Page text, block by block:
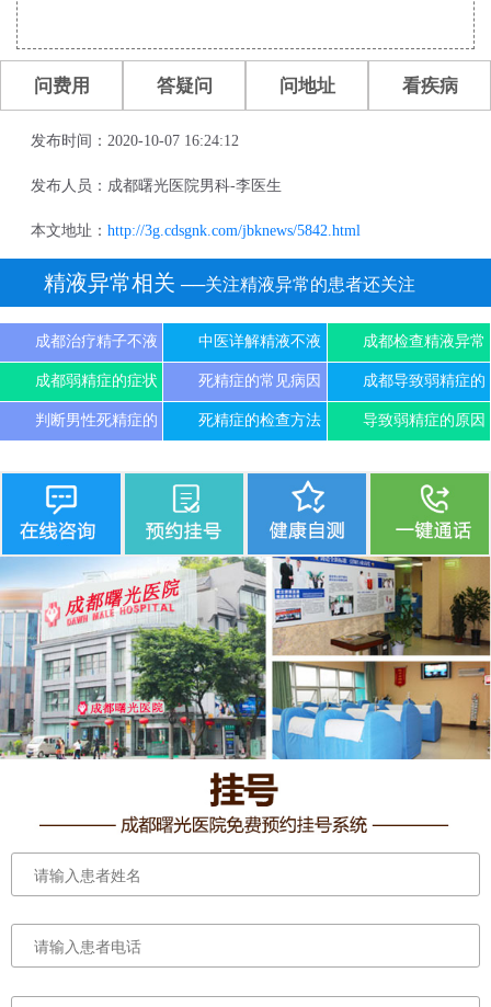
问费用 答疑问 问地址 看疾病
发布时间：2020-10-07 16:24:12
发布人员：成都曙光医院男科-李医生
本文地址： http://3g.cdsgnk.com/jbknews/5842.html
精液异常相关 ──关注精液异常的患者还关注
成都治疗精子不液 中医详解精液不液 成都检查精液异常
成都弱精症的症状 死精症的常见病因 成都导致弱精症的
判断男性死精症的 死精症的检查方法 导致弱精症的原因